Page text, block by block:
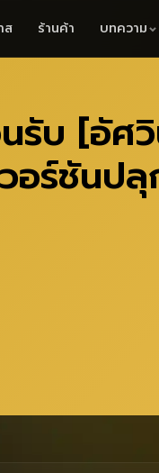
ส ร้านค้า บทความ
รับ [อัศ
อร์ชันป